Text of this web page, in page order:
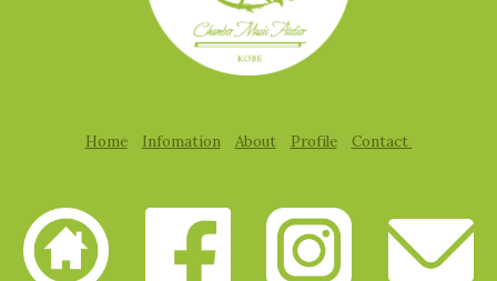
Home Infomation About Profile Contact